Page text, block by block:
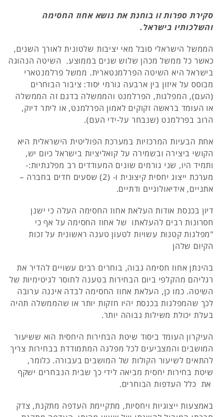
סקירת ספרות זו בוחנת את נושא אחוז החסימה
והשלכותיו בישראל.
הממשל הישראלי סובל מאי יציבות שלטונית לאורך השנים,
כאשר כל ממשל מכהן שלוש שנים בממוצע. השיטה הנהוגה
בישראל היא השיטה הפרלמנטארית. ממשל פרלמנטארי
מבוסס על איזון בין ארבעה גורמי יסוד: ציבור הבוחרים
(העם), המפלגות, הפרלמנט והממשלה בדגם זה הממשלה
או העומד בראשה זקוקים לאמון הפרלמנט, או ליתר דיוק,
הרוב בפרלמנט (שנבחר על-ידי העם).
אחת הבעיות המרכזיות במערכת הפוליטית הישראלית היא
הקושי ביצירה ובשמירה על קואליציות בישראל כיום יש,
ותמיד היו, שני גורמים שונים המעודדים רב מפלגתיות:-
מערכת ייצוג יחסית קיצונית ו- (2) שסעים חדים בחברה –
אתניים, אידיאולוגיים ודתיים.
דיון בכנסת אודות העלאת אחוז החסימה העלה כי ישנן
חסרונות רבים להעלאתו של אחוז החסימה על אף כי
"מפלגות קטנות עשויות לטעון טענה ראשונית על זכות
הקיום שלהן
בהינתן אחוז חסימה גבוה, בוחרים רבים עשויים להדיר את
רגליהם מהקלפי ביום הבחירות בטענה לחוסר לגיטימיות של
השיטה. כמו כן, העלאת אחוז החסימה לבדה איננה ערובה
לכך שהמפלגות בכנסת יהיו חזקות יותר או שהממשלה תהיה
בעלת יכולת משילות גבוהה יותר.
העיקרון העומד ביסוד שיטת הבחירות היחסית הוא ששיעור
המושבים והמצביעים לכל מפלגה המתמודדת בבחירות צריך
להתאים לשיעור הקולות של המושבים בעבורה. כלומר,
שיטת בחירות יחסית מביאה לידי כך שבית הנבחרים ישקף
את כלל העדפות הבוחרים.
באמצעות ייצוגיות ויחסיות, מתקיימת העדפה מתקנת, צדק